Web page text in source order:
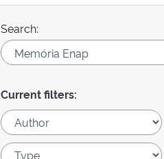
Search:
Current filters: